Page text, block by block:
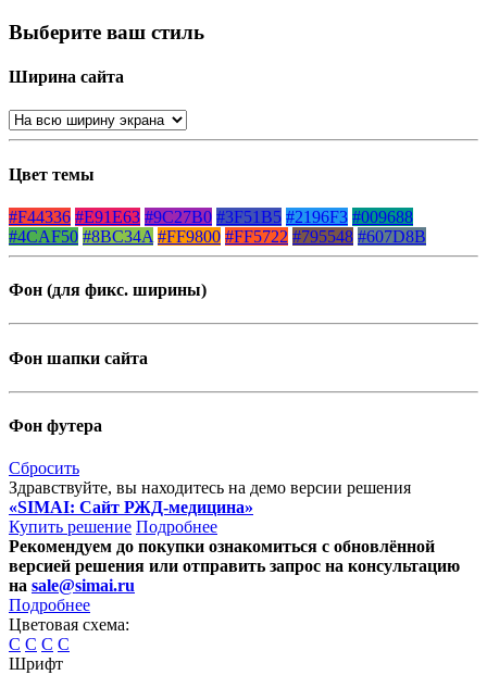
Выберите ваш стиль
Ширина сайта
Цвет темы
#F44336 #E91E63 #9C27B0 #3F51B5 #2196F3 #009688
#4CAF50 #8BC34A #FF9800 #FF5722 #795548 #607D8B
Фон (для фикс. ширины)
Фон шапки сайта
Фон футера
Сбросить
Здравствуйте, вы находитесь на демо версии решения
«SIMAI: Сайт РЖД-медицина»
Купить решение Подробнее
Рекомендуем до покупки ознакомиться с обновлённой
версией решения или отправить запрос на консультацию
на sale@simai.ru
Подробнее
Цветовая схема:
C C C C
Шрифт